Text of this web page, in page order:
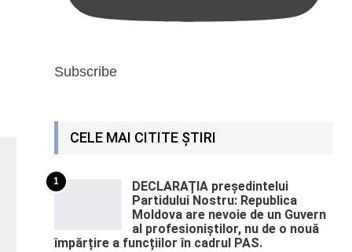
Subscribe
CELE MAI CITITE ȘTIRI
1
DECLARAȚIA președintelui
Partidului Nostru: Republica
Moldova are nevoie de un Guvern
al profesioniștilor, nu de o nouă
împărțire a funcțiilor în cadrul PAS.